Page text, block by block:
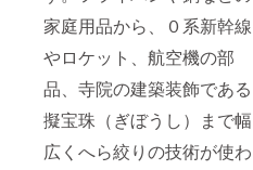
家庭用品から、０系新幹線
やロケット、航空機の部
品、寺院の建築装飾である
擬宝珠（ぎぼうし）まで幅
広くへら絞りの技術が使わ